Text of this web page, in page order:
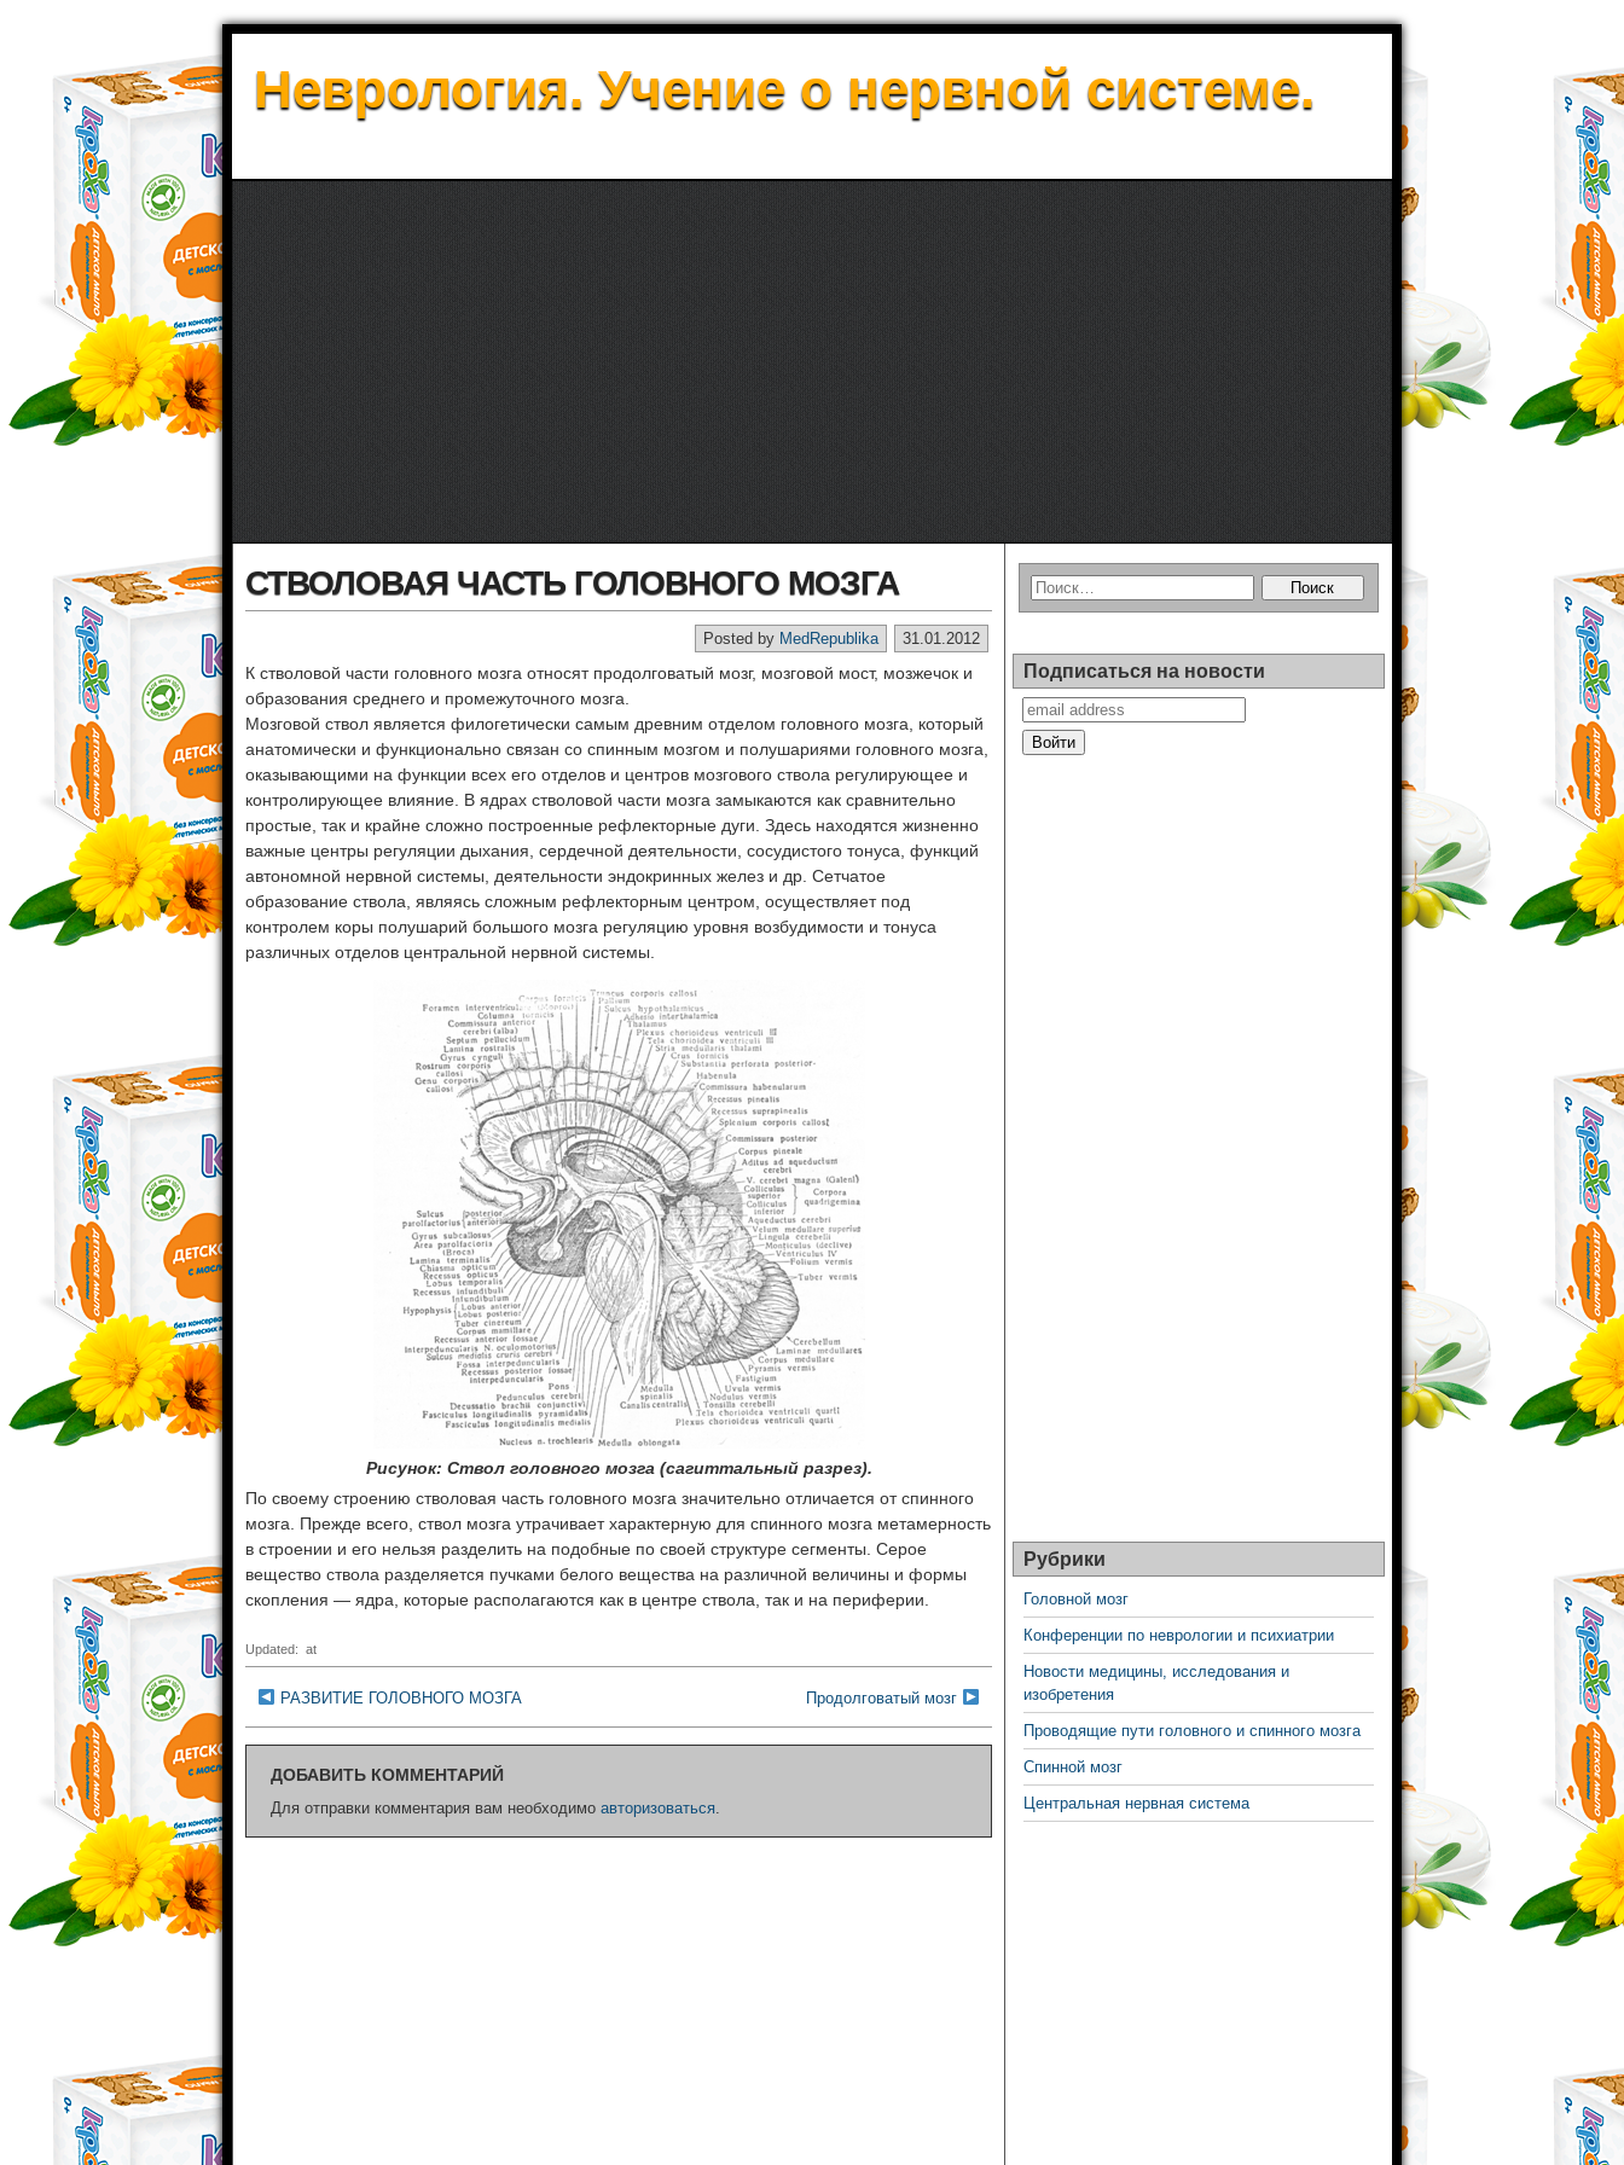
Неврология. Учение о нервной системе.
СТВОЛОВАЯ ЧАСТЬ ГОЛОВНОГО МОЗГА
31.01.2012
Posted by MedRepublika
К стволовой части головного мозга относят продолговатый мозг, мозговой мост, мозжечок и
образования среднего и промежуточного мозга.
Мозговой ствол является филогетически самым древним отделом головного мозга, который
анатомически и функционально связан со спинным мозгом и полушариями головного мозга,
оказывающими на функции всех его отделов и центров мозгового ствола регулирующее и
контролирующее влияние. В ядрах стволовой части мозга замыкаются как сравнительно
простые, так и крайне сложно построенные рефлекторные дуги. Здесь находятся жизненно
важные центры регуляции дыхания, сердечной деятельности, сосудистого тонуса, функций
автономной нервной системы, деятельности эндокринных желез и др. Сетчатое
образование ствола, являясь сложным рефлекторным центром, осуществляет под
контролем коры полушарий большого мозга регуляцию уровня возбудимости и тонуса
различных отделов центральной нервной системы.
Рисунок: Ствол головного мозга (сагиттальный разрез).
По своему строению стволовая часть головного мозга значительно отличается от спинного
мозга. Прежде всего, ствол мозга утрачивает характерную для спинного мозга метамерность
в строении и его нельзя разделить на подобные по своей структуре сегменты. Серое
вещество ствола разделяется пучками белого вещества на различной величины и формы
скопления — ядра, которые располагаются как в центре ствола, так и на периферии.
Updated: at
РАЗВИТИЕ ГОЛОВНОГО МОЗГА Продолговатый мозг
ДОБАВИТЬ КОММЕНТАРИЙ
Для отправки комментария вам необходимо авторизоваться.
Подписаться на новости
Рубрики
Головной мозг
Конференции по неврологии и психиатрии
Новости медицины, исследования и
изобретения
Проводящие пути головного и спинного мозга
Спинной мозг
Центральная нервная система